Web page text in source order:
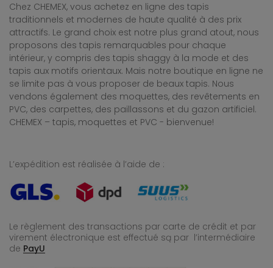
Chez CHEMEX, vous achetez en ligne des tapis
traditionnels et modernes de haute qualité à des prix
attractifs. Le grand choix est notre plus grand atout, nous
proposons des tapis remarquables pour chaque
intérieur, y compris des tapis shaggy à la mode et des
tapis aux motifs orientaux. Mais notre boutique en ligne ne
se limite pas à vous proposer de beaux tapis. Nous
vendons également des moquettes, des revêtements en
PVC, des carpettes, des paillassons et du gazon artificiel.
CHEMEX – tapis, moquettes et PVC - bienvenue!
L’expédition est réalisée à l’aide de :
Le règlement des transactions par carte de crédit et par
virement électronique est effectué są par l’intermédiaire
de PayU